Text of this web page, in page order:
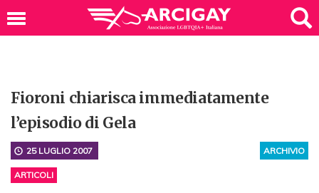
Fioroni chiarisca immediatamente
l’episodio di Gela
ARCHIVIO
25 LUGLIO 2007
ARTICOLI